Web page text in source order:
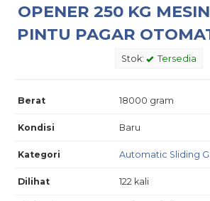
OPENER 250 KG
PINTU PAGAR
Stok: Tersedia
Berat 18000 gram
Kondisi Baru
Kategori Automatic Sliding
Dilihat 122 kali